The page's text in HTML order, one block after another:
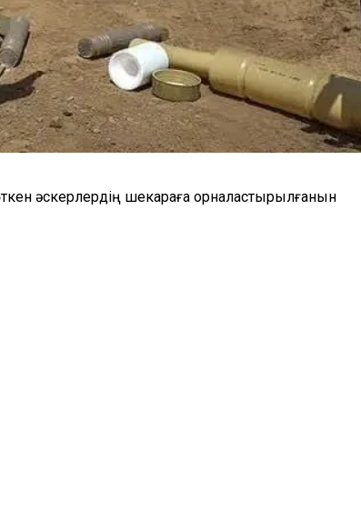
әскерлердің шекараға орналастырылғанын